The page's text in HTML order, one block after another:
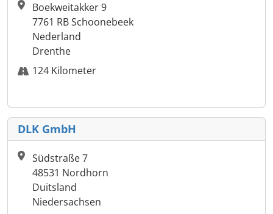
Boekweitakker 9
7761 RB Schoonebeek
Nederland
Drenthe
124 Kilometer
DLK GmbH
Südstraße 7
48531 Nordhorn
Duitsland
Niedersachsen